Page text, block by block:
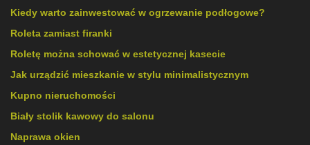
Kiedy warto zainwestować w ogrzewanie podłogowe?
Roleta zamiast firanki
Roletę można schować w estetycznej kasecie
Jak urządzić mieszkanie w stylu minimalistycznym
Kupno nieruchomości
Biały stolik kawowy do salonu
Naprawa okien